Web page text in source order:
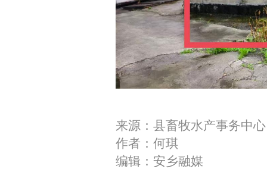
来源：县畜牧水产事务中心
作者：何琪
编辑：安乡融媒